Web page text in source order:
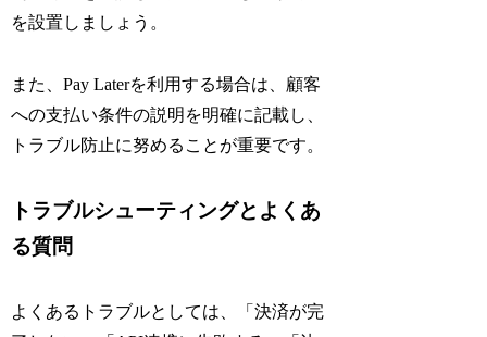
を設置しましょう。
また、Pay Laterを利用する場合は、顧客
への支払い条件の説明を明確に記載し、
トラブル防止に努めることが重要です。
トラブルシューティングとよくあ
る質問
よくあるトラブルとしては、「決済が完